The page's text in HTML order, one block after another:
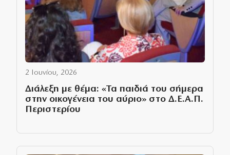
2 Ιουνίου, 2026
Διάλεξη με θέμα: «Τα παιδιά του σήμερα
στην οικογένεια του αύριο» στο Δ.Ε.Α.Π.
Περιστερίου